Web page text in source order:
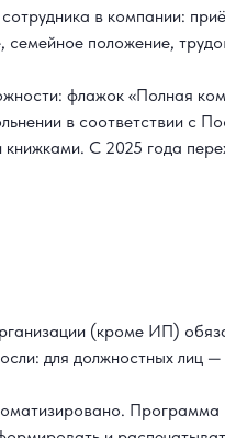
в компании:
положение,
флажок «Полная
в соответствии
С 2025 года
(кроме ИП)
для должностных
Программа